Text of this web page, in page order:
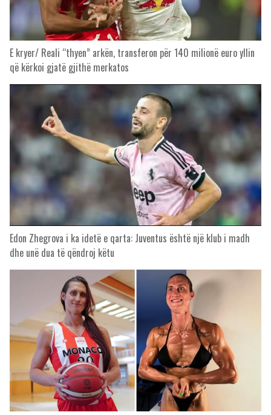
E kryer/ Reali “thyen” arkën, transferon për 140 milionë euro yllin
që kërkoi gjatë gjithë merkatos
Edon Zhegrova i ka idetë e qarta: Juventus është një klub i madh
dhe unë dua të qëndroj këtu